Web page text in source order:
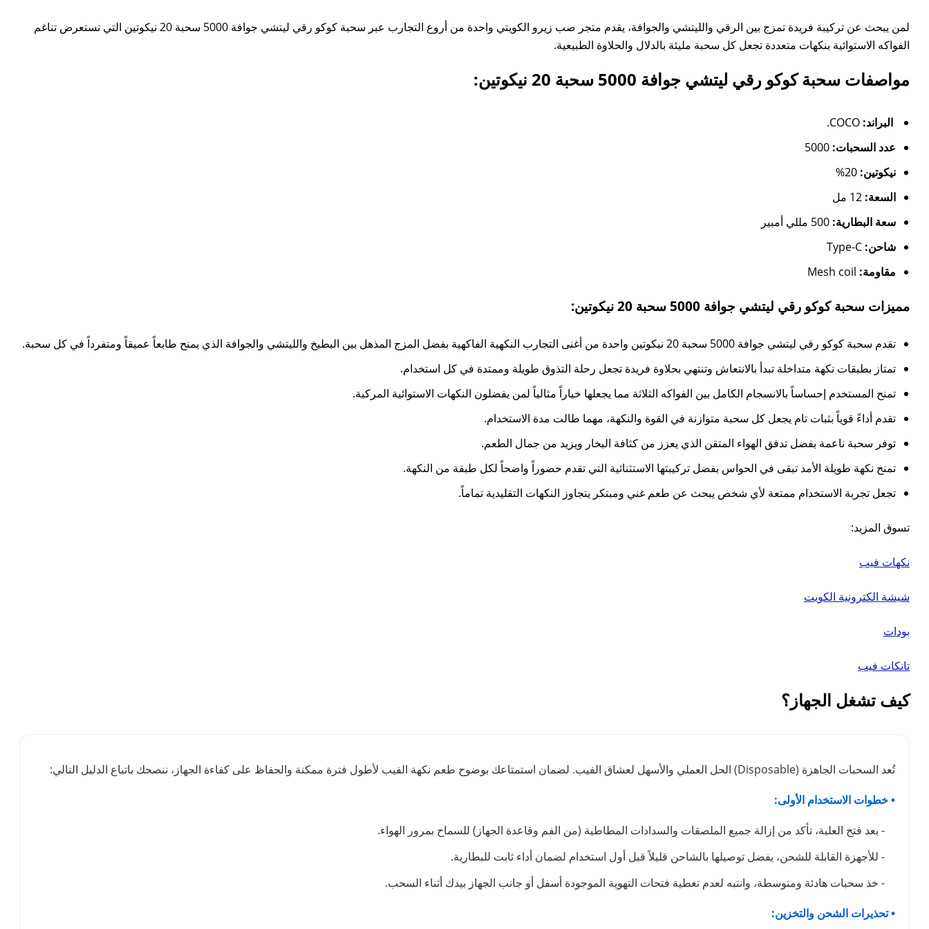
لمن يبحث عن تركيبة فريدة تمزج بين الرقي والليتشي والجوافة، يقدم متجر صب زيرو الكويتي واحدة من أروع التجارب عبر سحبة كوكو رقي ليتشي جوافة 5000 سحبة 20 نيكوتين التي تستعرض تناغم
الفواكه الاستوائية بنكهات متعددة تجعل كل سحبة مليئة بالدلال والحلاوة الطبيعية.
مواصفات سحبة كوكو رقي ليتشي جوافة 5000 سحبة 20 نيكوتين:
البراند: COCO.
عدد السحبات: 5000
نيكوتين: 20%
السعة: 12 مل
سعة البطارية: 500 مللي أمبير
شاحن: Type-C
مقاومة:
مميزات سحبة كوكو رقي ليتشي جوافة 5000 سحبة 20 نيكوتين:
تقدم سحبة كوكو رقي ليتشي جوافة 5000 سحبة 20 نيكوتين واحدة من أغنى التجارب النكهية الفاكهية بفضل المزج المذهل بين البطيخ والليتشي والجوافة الذي يمنح طابعاً عميقاً ومتفرداً في كل سحبة.
تمتاز بطبقات نكهة متداخلة تبدأ بالانتعاش وتنتهي بحلاوة فريدة تجعل رحلة التذوق طويلة وممتدة في كل استخدام.
تمنح المستخدم إحساساً بالانسجام الكامل بين الفواكه الثلاثة مما يجعلها خياراً مثالياً لمن يفضلون النكهات الاستوائية المركبة.
تقدم أداءً قوياً بثبات تام يجعل كل سحبة متوازنة في القوة والنكهة، مهما طالت مدة الاستخدام.
توفر سحبة ناعمة بفضل تدفق الهواء المتقن الذي يعزز من كثافة البخار ويزيد من جمال الطعم.
تمنح نكهة طويلة الأمد تبقى في الحواس بفضل تركيبتها الاستثنائية التي تقدم حضوراً واضحاً لكل طبقة من النكهة.
تجعل تجربة الاستخدام ممتعة لأي شخص يبحث عن طعم غني ومبتكر يتجاوز النكهات التقليدية تماماً.
تسوق المزيد:
نكهات فيب
شيشة الكترونية الكويت
بودات
تانكات فيب
كيف تشغل الجهاز؟
تُعد السحبات الجاهزة (Disposable) الحل العملي والأسهل لعشاق الفيب. لضمان استمتاعك بوضوح طعم نكهة الفيب لأطول فترة ممكنة والحفاظ على كفاءة الجهاز، ننصحك باتباع الدليل التالي:
• خطوات الاستخدام الأولى:
- بعد فتح العلبة، تأكد من إزالة جميع الملصقات والسدادات المطاطية (من الفم وقاعدة الجهاز) للسماح بمرور الهواء.
- للأجهزة القابلة للشحن، يفضل توصيلها بالشاحن قليلاً قبل أول استخدام لضمان أداء ثابت للبطارية.
- خذ سحبات هادئة ومتوسطة، وانتبه لعدم تغطية فتحات التهوية الموجودة أسفل أو جانب الجهاز بيدك أثناء السحب.
• تحذيرات الشحن والتخزين: